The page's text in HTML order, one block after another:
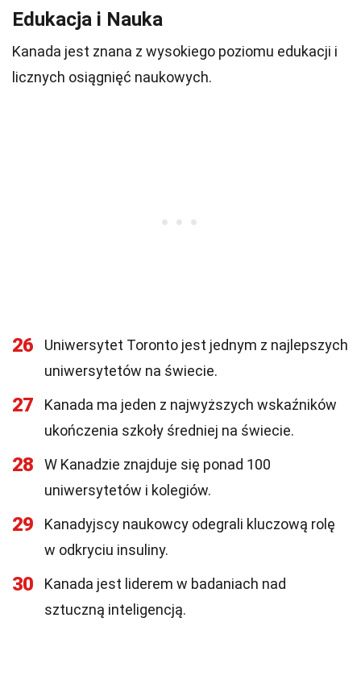
Edukacja i Nauka
Kanada jest znana z wysokiego poziomu edukacji i
licznych osiągnięć naukowych.
26
Uniwersytet Toronto jest jednym z najlepszych
uniwersytetów na świecie.
27
Kanada ma jeden z najwyższych wskaźników
ukończenia szkoły średniej na świecie.
28
W Kanadzie znajduje się ponad 100
uniwersytetów i kolegiów.
29
Kanadyjscy naukowcy odegrali kluczową rolę
w odkryciu insuliny.
30
Kanada jest liderem w badaniach nad
sztuczną inteligencją.